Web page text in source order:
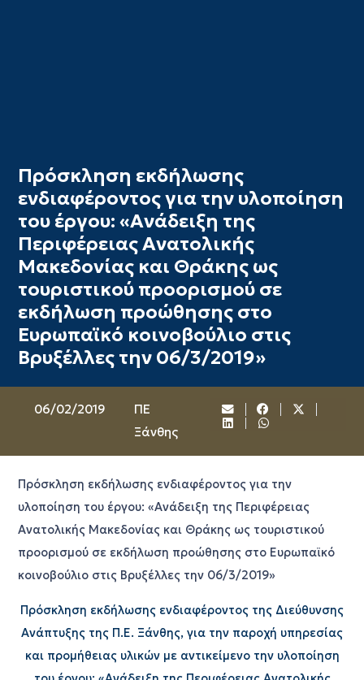
Πρόσκληση εκδήλωσης
ενδιαφέροντος για την υλοποίηση
του έργου: «Ανάδειξη της
Περιφέρειας Ανατολικής
Μακεδονίας και Θράκης ως
τουριστικού προορισμού σε
εκδήλωση προώθησης στο
Ευρωπαϊκό κοινοβούλιο στις
Βρυξέλλες την 06/3/2019»
06/02/2019
ΠΕ
Ξάνθης
Πρόσκληση εκδήλωσης ενδιαφέροντος για την
υλοποίηση του έργου: «Ανάδειξη της Περιφέρειας
Ανατολικής Μακεδονίας και Θράκης ως τουριστικού
προορισμού σε εκδήλωση προώθησης στο Ευρωπαϊκό
κοινοβούλιο στις Βρυξέλλες την 06/3/2019»
Πρόσκληση εκδήλωσης ενδιαφέροντος της Διεύθυνσης
Ανάπτυξης της Π.Ε. Ξάνθης, για την παροχή υπηρεσίας
και προμήθειας υλικών με αντικείμενο την υλοποίηση